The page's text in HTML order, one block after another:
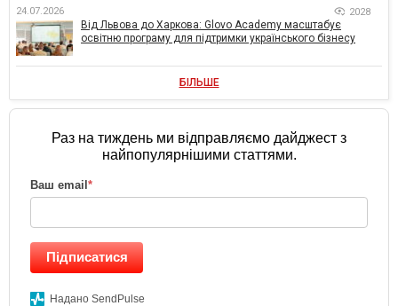
24.07.2026 2028
Від Львова до Харкова: Glovo Academy масштабує
освітню програму для підтримки українського бізнесу
БІЛЬШЕ
Раз на тиждень ми відправляємо дайджест з
найпопулярнішими статтями.
Ваш email *
Підписатися
Надано SendPulse